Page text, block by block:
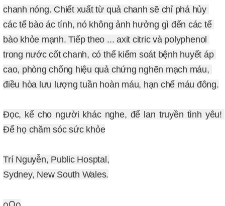
chanh nóng. Chiết xuất từ quả chanh sẽ chỉ phá hủy
các tế bào ác tính, nó không ảnh hưởng gì đến các tế
bào khỏe mạnh. Tiếp theo ... axit citric và polyphenol
trong nước cốt chanh, có thể kiểm soát bệnh huyết áp
cao, phòng chống hiệu quả chứng nghẽn mạch máu,
điều hòa lưu lượng tuần hoàn máu, hạn chế máu đông.
Đọc, kể cho người khác nghe, để lan truyền tình yêu!
Để họ chăm sóc sức khỏe
Trí Nguyễn, Public Hosptal,
Sydney, New South Wales.